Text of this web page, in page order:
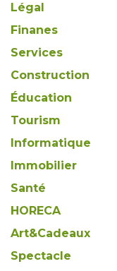
Légal
Finanes
Services
Construction
Éducation
Tourism
Informatique
Immobilier
Santé
HORECA
Art&Cadeaux
Spectacle